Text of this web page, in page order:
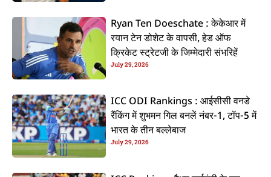
Ryan Ten Doeschate : केकेआर में
रयान टेन डोशेट के वापसी, हेड ऑफ
क्रिकेट स्ट्रेटजी के जिम्मेदारी संभरिहें
July 29, 2026
ICC ODI Rankings : आईसीसी वनडे
रैंकिंग में शुभमन गिल बनलें नंबर-1, टॉप-5 में
भारत के तीन बल्लेबाज
July 29, 2026